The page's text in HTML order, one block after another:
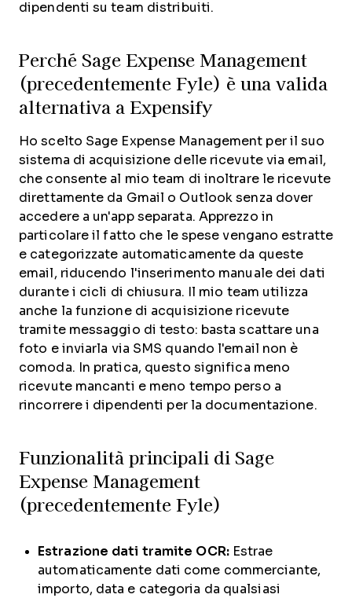
dipendenti su team distribuiti.
Perché Sage Expense Management
(precedentemente Fyle) è una valida
alternativa a Expensify
Ho scelto Sage Expense Management per il suo
sistema di acquisizione delle ricevute via email,
che consente al mio team di inoltrare le ricevute
direttamente da Gmail o Outlook senza dover
accedere a un'app separata. Apprezzo in
particolare il fatto che le spese vengano estratte
e categorizzate automaticamente da queste
email, riducendo l'inserimento manuale dei dati
durante i cicli di chiusura. Il mio team utilizza
anche la funzione di acquisizione ricevute
tramite messaggio di testo: basta scattare una
foto e inviarla via SMS quando l'email non è
comoda. In pratica, questo significa meno
ricevute mancanti e meno tempo perso a
rincorrere i dipendenti per la documentazione.
Funzionalità principali di Sage
Expense Management
(precedentemente Fyle)
Estrazione dati tramite OCR:Estrae
automaticamente dati come commerciante,
importo, data e categoria da qualsiasi